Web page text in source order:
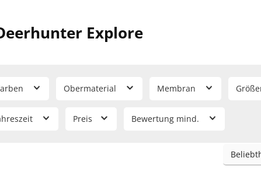
Explore
Obermaterial Membran
Preis Bewertung mind.